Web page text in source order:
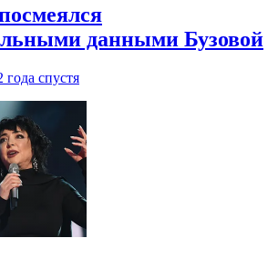
данными Бузовой
года спустя